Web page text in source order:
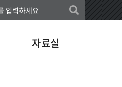
자료실